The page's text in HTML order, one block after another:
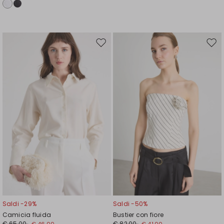
Sposta
Saldi -29%
Camicia fluida
Saldi -50%
Bustier con fiore